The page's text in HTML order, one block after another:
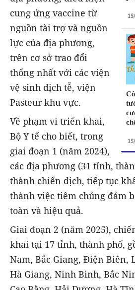
cung ứng vaccine từ
nguồn tài trợ và nguồn
lực của địa phương,
trên cơ sở trao đổi
thống nhất với các viện
vệ sinh dịch tễ, viện
Pasteur khu vực.
Về phạm vi triển khai,
Bộ Y tế cho biết, trong
giai đoạn 1 (năm 2024),
các địa phương (31 tỉnh,
thành chiến dịch, tiếp tục
thành việc tiêm chủng đảm
toàn và hiệu quả.
Giai đoạn 2 (năm 2025),
khai tại 17 tỉnh, thành phố,
Nam, Bắc Giang, Điện Biên,
Hà Giang, Ninh Bình, Bắc